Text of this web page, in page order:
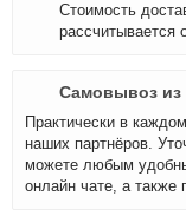
Стоимость
рассчитывается
Самовывоз из
Практически в
наших партнёров.
можете любым
онлайн чате, а также